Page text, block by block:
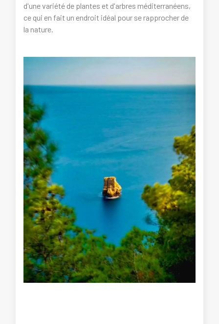
d'une variété de plantes et d'arbres méditerranéens,
ce qui en fait un endroit idéal pour se rapprocher de
la nature.